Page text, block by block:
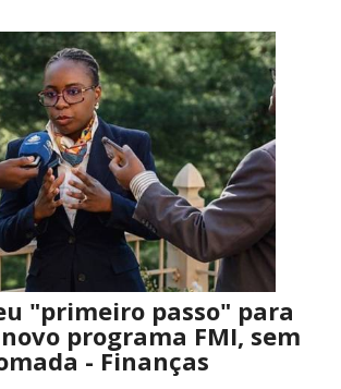
"primeiro passo" para
programa FMI, sem
- Finanças